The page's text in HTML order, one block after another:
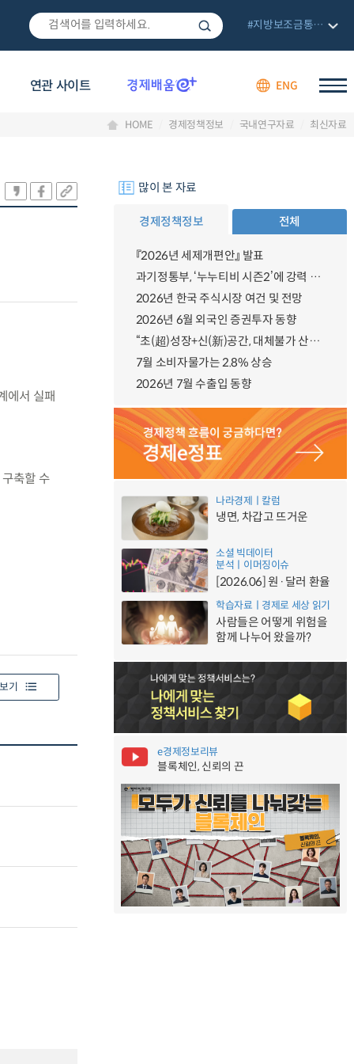
연관 사이트 ENG
#지방보조금통합관리망
HOME 경제정책정보 국내연구자료 최신자료
에서 실패
축할 수
기
많이 본 자료
경제정책정보 전체
『2026년 세제개편안』 발표
과기정통부, ‘누누티비 시즌2’에 강력 대응 의지 밝혀
2026년 한국 주식시장 여건 및 전망
2026년 6월 외국인 증권투자 동향
“초(超)성장+신(新)공간, 대체불가 산업강국”
7월 소비자물가는 2.8% 상승
2026년 7월 수출입 동향
나라경제ㅣ칼럼
냉면, 차갑고 뜨거운
소셜 빅데이터
분석ㅣ이머징이슈
[2026.06] 원·달러 환율
학습자료ㅣ경제로 세상 읽기
사람들은 어떻게 위험을
함께 나누어 왔을까?
e경제정보리뷰
블록체인, 신뢰의 끈